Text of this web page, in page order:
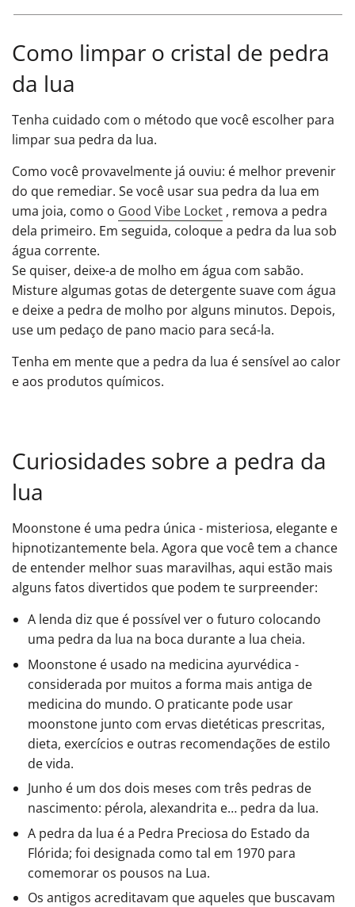
Como limpar o cristal de pedra
da lua
Tenha cuidado com o método que você escolher para
limpar sua pedra da lua.
Como você provavelmente já ouviu: é melhor prevenir
do que remediar. Se você usar sua pedra da lua em
uma joia, como o Good Vibe Locket , remova a pedra
dela primeiro. Em seguida, coloque a pedra da lua sob
água corrente.
Se quiser, deixe-a de molho em água com sabão.
Misture algumas gotas de detergente suave com água
e deixe a pedra de molho por alguns minutos. Depois,
use um pedaço de pano macio para secá-la.
Tenha em mente que a pedra da lua é sensível ao calor
e aos produtos químicos.
Curiosidades sobre a pedra da
lua
Moonstone é uma pedra única - misteriosa, elegante e
hipnotizantemente bela. Agora que você tem a chance
de entender melhor suas maravilhas, aqui estão mais
alguns fatos divertidos que podem te surpreender:
A lenda diz que é possível ver o futuro colocando
uma pedra da lua na boca durante a lua cheia.
Moonstone é usado na medicina ayurvédica -
considerada por muitos a forma mais antiga de
medicina do mundo. O praticante pode usar
moonstone junto com ervas dietéticas prescritas,
dieta, exercícios e outras recomendações de estilo
de vida.
Junho é um dos dois meses com três pedras de
nascimento: pérola, alexandrita e… pedra da lua.
A pedra da lua é a Pedra Preciosa do Estado da
Flórida; foi designada como tal em 1970 para
comemorar os pousos na Lua.
Os antigos acreditavam que aqueles que buscavam